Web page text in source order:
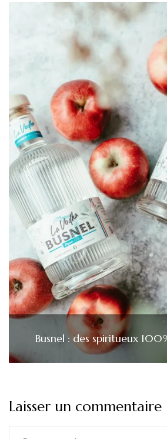
Busnel : des spiritueux
Laisser un commentaire